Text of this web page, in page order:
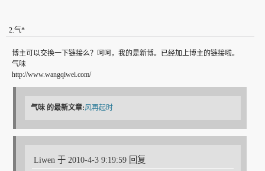
2.气*
博主可以交换一下链接么？呵呵，我的是新博。已经加上博主的链接啦。
气味
http://www.wangqiwei.com/
气味 的最新文章:风再起时
Liwen 于 2010-4-3 9:19:59 回复